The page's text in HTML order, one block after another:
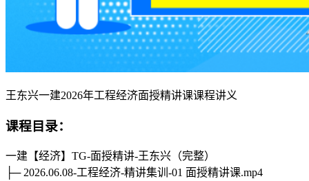
王东兴一建2026年工程经济面授精讲课课程讲义
课程目录：
一建【经济】TG-面授精讲-王东兴（完整）
├─ 2026.06.08-工程经济-精讲集训-01 面授精讲课.mp4